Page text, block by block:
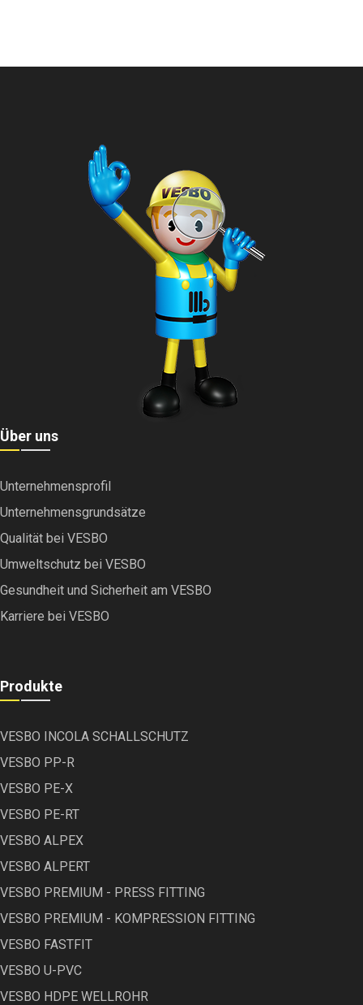
Über uns
Unternehmensprofil
Unternehmensgrundsätze
Qualität bei VESBO
Umweltschutz bei VESBO
Gesundheit und Sicherheit am VESBO
Karriere bei VESBO
Produkte
VESBO INCOLA SCHALLSCHUTZ
VESBO PP-R
VESBO PE-X
VESBO PE-RT
VESBO ALPEX
VESBO ALPERT
VESBO PREMIUM - PRESS FITTING
VESBO PREMIUM - KOMPRESSION FITTING
VESBO FASTFIT
VESBO U-PVC
VESBO HDPE WELLROHR